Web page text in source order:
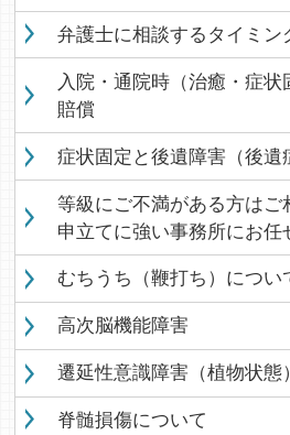
弁護士に相談するタイミン
入院・通院時（治癒・症状
賠償
症状固定と後遺障害（後遺
等級にご不満がある方はご
申立てに強い事務所にお任
むちうち（鞭打ち）につい
高次脳機能障害
遷延性意識障害（植物状態）
脊髄損傷について